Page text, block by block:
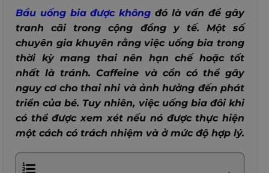
Bầu uống bia được không đó là vấn đề gây
tranh cãi trong cộng đồng y tế. Một số
chuyên gia khuyên rằng việc uống bia trong
thời kỳ mang thai nên hạn chế hoặc tốt
nhất là tránh. Caffeine và cồn có thể gây
nguy cơ cho thai nhi và ảnh hưởng đến phát
triển của bé. Tuy nhiên, việc uống bia đôi khi
có thể được xem xét nếu nó được thực hiện
một cách có trách nhiệm và ở mức độ hợp lý.